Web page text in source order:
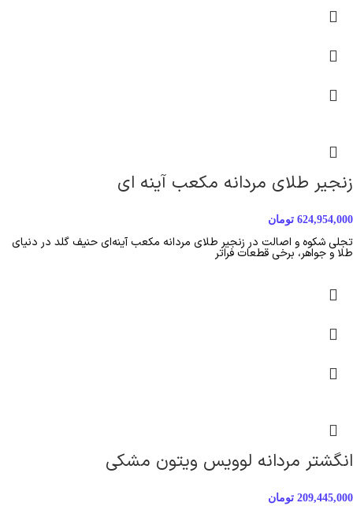
زنجیر طلای مردانه مکعب آینه ای
624,954,000 تومان
تجلی شکوه و اصالت در زنجیر طلای مردانه مکعب آینه‌ای حنیف گلد در دنیای
طلا و جواهر، برخی قطعات فراتر
انگشتر مردانه لوویس ویتون مشکی
209,445,000 تومان